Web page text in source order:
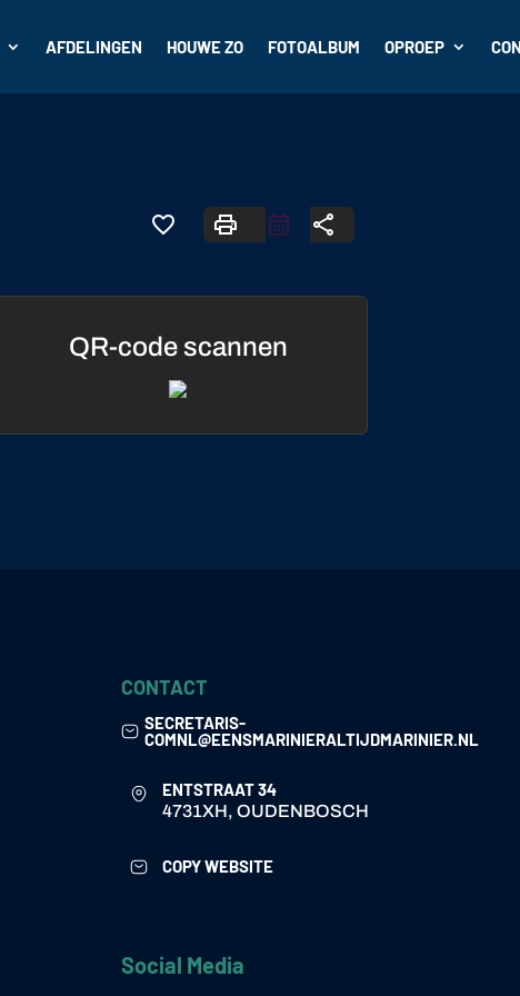
AFDELINGEN HOUWE ZO FOTOALBUM OPROEP
favorite_border print share
QR-code scannen
CONTACT
SECRETARIS-
COMNL@EENSMARINIERALTIJDMARINIER.NL
ENTSTRAAT 34
4731XH, OUDENBOSCH
COPY WEBSITE
Social Media